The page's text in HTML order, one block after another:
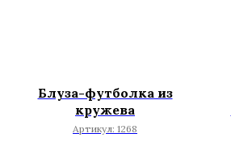
Блуза-футболка из
кружева
Артикул: 1268